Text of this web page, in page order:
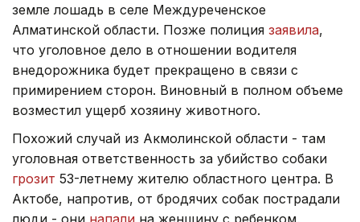
земле лошадь в селе Междуреченское
Алматинской области. Позже полиция заявила,
что уголовное дело в отношении водителя
внедорожника будет прекращено в связи с
примирением сторон. Виновный в полном объеме
возместил ущерб хозяину животного.
Похожий случай из Акмолинской области - там
уголовная ответственность за убийство собаки
грозит 53-летнему жителю областного центра. В
Актобе, напротив, от бродячих собак пострадали
люди - они напали на женщину с ребенком,